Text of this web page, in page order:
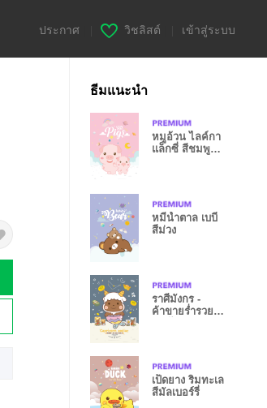
ประกาศ วิชลิสต์ เข้าสู่ระบบ
ธีมแนะนำ
หมูอ้วน ไลค์กา
แล็กซี่ สีชมพู
หมีน้ำตาล เบบี๋
สีม่วง
ราศีมังกร -
ค้าขายร่ำรวย
เป็ดยาง ริมทะเล
สีมัลเบอร์รี่